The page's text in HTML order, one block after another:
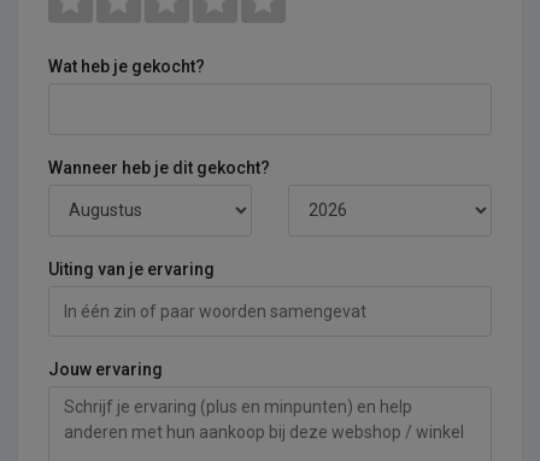
Wat heb je gekocht?
Wanneer heb je dit gekocht?
Uiting van je ervaring
Jouw ervaring